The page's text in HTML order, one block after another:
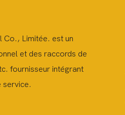
Co., Limitée. est un
et des raccords de
fournisseur intégrant
service.